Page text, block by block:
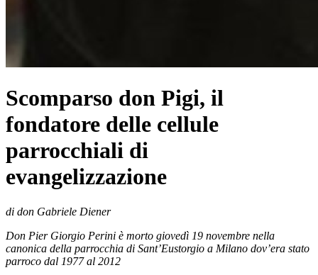
Scomparso don Pigi, il
fondatore delle cellule
parrocchiali di
evangelizzazione
di don Gabriele Diener
Don Pier Giorgio Perini è morto giovedì 19 novembre nella
canonica della parrocchia di Sant’Eustorgio a Milano dov’era stato
parroco dal 1977 al 2012